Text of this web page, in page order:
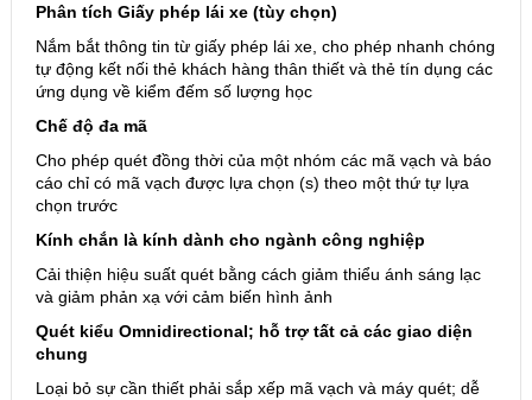
Phân tích Giấy phép lái xe (tùy chọn)
Nắm bắt thông tin từ giấy phép lái xe, cho phép nhanh chóng
tự động kết nối thẻ khách hàng thân thiết và thẻ tín dụng các
ứng dụng về kiểm đếm số lượng học
Chế độ đa mã
Cho phép quét đồng thời của một nhóm các mã vạch và báo
cáo chỉ có mã vạch được lựa chọn (s) theo một thứ tự lựa
chọn trước
Kính chắn là kính dành cho ngành công nghiệp
Cải thiện hiệu suất quét bằng cách giảm thiểu ánh sáng lạc
và giảm phản xạ với cảm biến hình ảnh
Quét kiểu Omnidirectional; hỗ trợ tất cả các giao diện
chung
Loại bỏ sự cần thiết phải sắp xếp mã vạch và máy quét; dễ